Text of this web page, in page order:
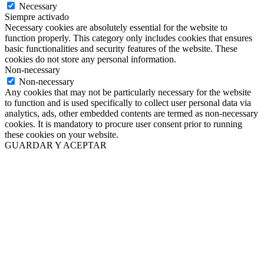
Necessary
Siempre activado
Necessary cookies are absolutely essential for the website to
function properly. This category only includes cookies that ensures
basic functionalities and security features of the website. These
cookies do not store any personal information.
Non-necessary
Non-necessary
Any cookies that may not be particularly necessary for the website
to function and is used specifically to collect user personal data via
analytics, ads, other embedded contents are termed as non-necessary
cookies. It is mandatory to procure user consent prior to running
these cookies on your website.
GUARDAR Y ACEPTAR